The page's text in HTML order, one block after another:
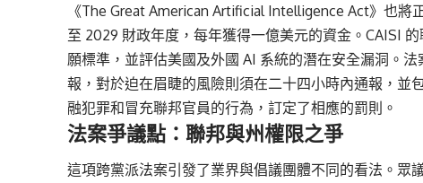
《The Great American Artificial Intelligence Act》也
至 2029 財政年度，每年獲得一億美元的資金。CAISI
願標準，並評估美國及外國 AI 系統的潛在安全漏洞。
報，對於迫在眉睫的風險則須在二十四小時內通報，並
融犯罪和冒充聯邦官員的行為，訂定了相應的罰則。
法案爭議點：聯邦與州權限之爭
這項跨黨派法案引發了業界與倡議團體不同的看法。眾